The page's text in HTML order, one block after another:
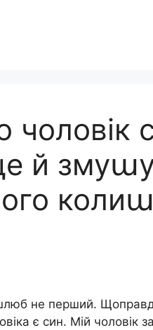
й
не перший.
є син. Мій чоловік